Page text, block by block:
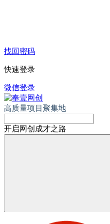
找回密码
快速登录
微信登录
高质量项目聚集地
开启网创成才之路